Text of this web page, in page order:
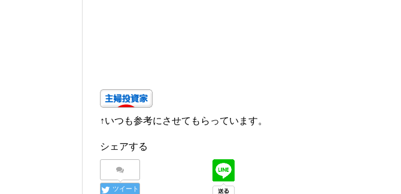
↑いつも参考にさせてもらっています。
シェアする
ツイート